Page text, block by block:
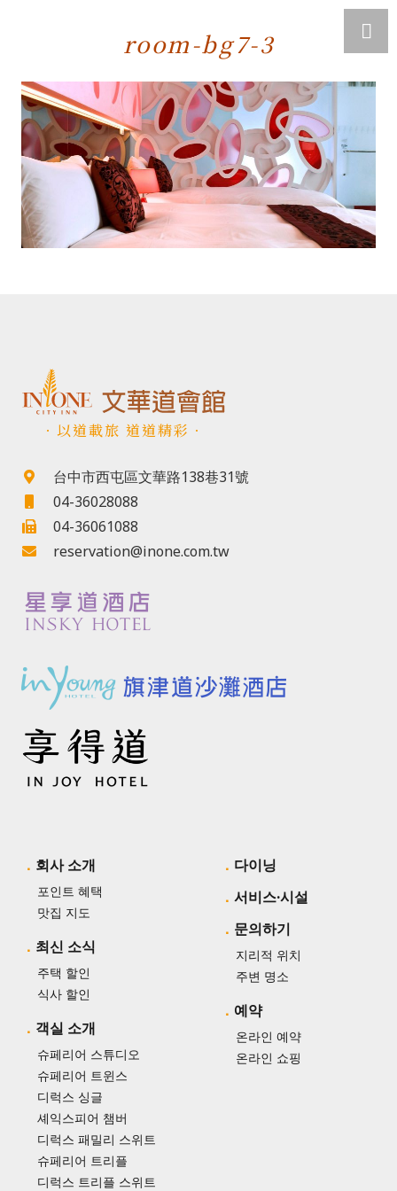
room-bg7-3
．以道載旅 道道精彩．
台中市西屯區文華路138巷31號
04-36028088
04-36061088
reservation@inone.com.tw
회사 소개
포인트 혜택
맛집 지도
최신 소식
주택 할인
식사 할인
객실 소개
슈페리어 스튜디오
슈페리어 트윈스
디럭스 싱글
셰익스피어 챔버
디럭스 패밀리 스위트
슈페리어 트리플
디럭스 트리플 스위트
다이닝
서비스·시설
문의하기
지리적 위치
주변 명소
예약
온라인 예약
온라인 쇼핑